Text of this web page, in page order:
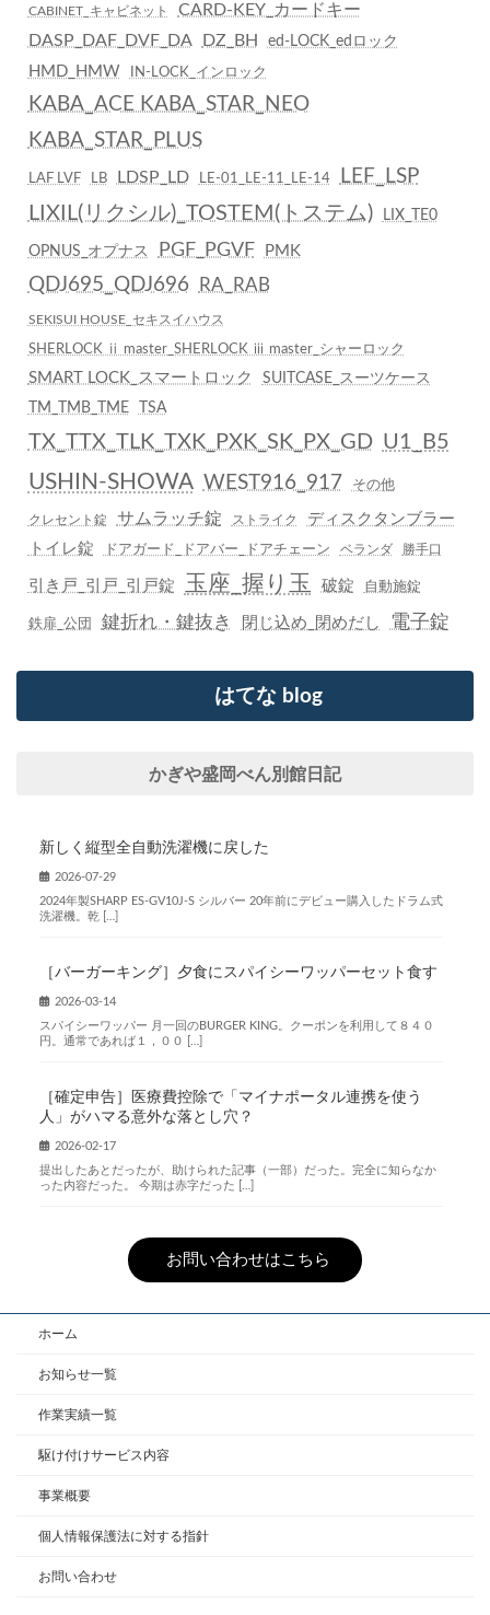
CABINET_キャビネット
CARD-KEY_カードキー
DASP_DAF_DVF_DA
DZ_BH ed-LOCK_edロック
HMD_HMW IN-LOCK_インロック
KABA_ACE KABA_STAR_NEO
KABA_STAR_PLUS
LAF LVF LB LDSP_LD LE-01_LE-11_LE-14 LEF_LSP
LIXIL(リクシル)_TOSTEM(トステム) LIX_TE0
OPNUS_オプナス PGF_PGVF PMK
QDJ695_QDJ696 RA_RAB
SEKISUI HOUSE_セキスイハウス
SHERLOCK ⅱ master_SHERLOCK ⅲ master_シャーロック
SMART LOCK_スマートロック
SUITCASE_スーツケース
TM_TMB_TME
TSA
TX_TTX_TLK_TXK_PXK_SK_PX_GD U1_B5
USHIN-SHOWA WEST916_917 その他
クレセント錠 サムラッチ錠 ストライク
ディスクタンブラー
トイレ錠
ドアガード_ドアバー_ドアチェーン ベランダ 勝手口
引き戸_引戸_引戸錠 玉座_握り玉 破錠 自動施錠
鉄扉_公団 鍵折れ・鍵抜き 閉じ込め_閉めだし 電子錠
はてな blog
かぎや盛岡べん別館日記
新しく縦型全自動洗濯機に戻した
2026-07-29
2024年製SHARP ES-GV10J-S シルバー 20年前にデビュー購入したドラム式
洗濯機。乾 […]
［バーガーキング］夕食にスパイシーワッパーセット食す
2026-03-14
スパイシーワッパー 月一回のBURGER KING。クーポンを利用して８４０
円。通常であれば１，００ […]
［確定申告］医療費控除で「マイナポータル連携を使う
人」がハマる意外な落とし穴？
2026-02-17
提出したあとだったが、助けられた記事（一部）だった。完全に知らなか
った内容だった。 今期は赤字だった […]
お問い合わせはこちら
ホーム
お知らせ一覧
作業実績一覧
駆け付けサービス内容
事業概要
個人情報保護法に対する指針
お問い合わせ